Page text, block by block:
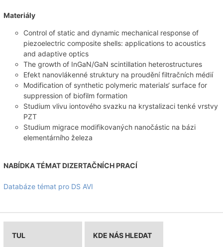
Materiály
Control of static and dynamic mechanical response of
piezoelectric composite shells: applications to acoustics
and adaptive optics
The growth of InGaN/GaN scintillation heterostructures
Efekt nanovlákenné struktury na proudění filtračních médií
Modification of synthetic polymeric materials‘ surface for
suppression of biofilm formation
Studium vlivu iontového svazku na krystalizaci tenké vrstvy
PZT
Studium migrace modifikovaných nanočástic na bázi
elementárního železa
NABÍDKA TÉMAT DIZERTAČNÍCH PRACÍ
Databáze témat pro DS AVI
TUL KDE NÁS HLEDAT